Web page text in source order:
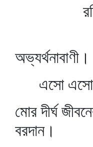
রচিলাম
অভ্যর্থনাবাণী।
এসো এসো
মোর দীর্ঘ
বরদান।